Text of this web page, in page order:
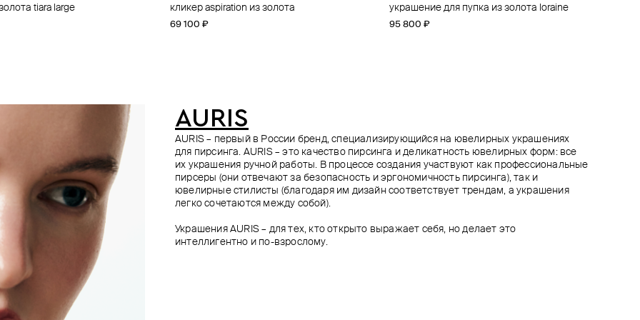
tiara large
кликер aspiration из золота
69 100 ₽
украшение для пупка из золота loraine
95 800 ₽
топ для пирсинга из золота prium
69 300 ₽
кликер из золота 2-chain clicker ring yunona
67 400 ₽
freya
кликер orion belt из золота
82 100 ₽
топ для пирсинга из золота iris
76 400 ₽
belt из золота
кликер orion belt из золота
96 500 ₽
кликер orion belt из золота
96 500 ₽
AURIS
AURIS – первый в России бренд, специализирующийся на ювелирных украшениях
для пирсинга. AURIS – это качество пирсинга и деликатность ювелирных форм: все
их украшения ручной работы. В процессе создания участвуют как профессиональные
пирсеры (они отвечают за безопасность и эргономичность пирсинга), так и
ювелирные стилисты (благодаря им дизайн соответствует трендам, а украшения
легко сочетаются между собой).
Украшения AURIS – для тех, кто открыто выражает себя, но делает это
интеллигентно и по-взрослому.